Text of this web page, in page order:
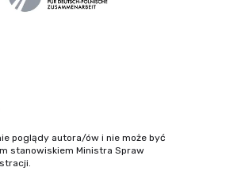
poglądy autora/ów i nie może być
stanowiskiem Ministra Spraw